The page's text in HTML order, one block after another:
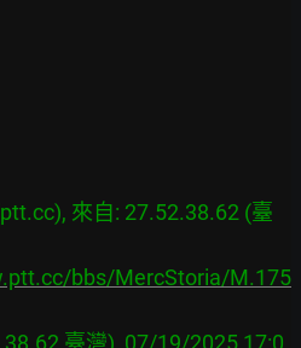
來自: 27.52.38.62 (臺
bbs/MercStoria/M.175
臺灣), 07/19/2025 17:0